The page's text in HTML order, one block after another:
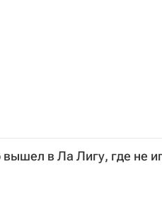
в Ла Лигу, где не